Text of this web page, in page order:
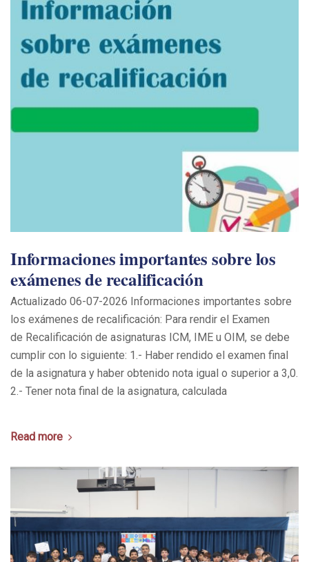
Informaciones importantes sobre los
exámenes de recalificación
Actualizado 06-07-2026 Informaciones importantes sobre
los exámenes de recalificación: Para rendir el Examen
de Recalificación de asignaturas ICM, IME u OIM, se debe
cumplir con lo siguiente: 1.- Haber rendido el examen final
de la asignatura y haber obtenido nota igual o superior a 3,0.
2.- Tener nota final de la asignatura, calculada
Read more